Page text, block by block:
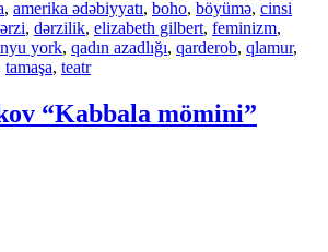
, amerika ədəbiyyatı, boho, böyümə, cinsi
, dərzilik, elizabeth gilbert, feminizm,
nyu york, qadın azadlığı, qarderob, qlamur,
tamaşa, teatr
“Kabbala mömini”